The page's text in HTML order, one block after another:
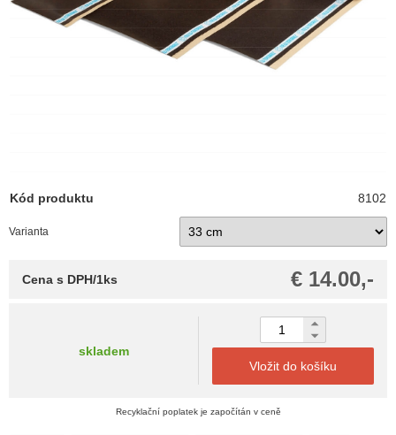
Kód produktu 8102
Varianta
€ 14.00,-
Cena s DPH/1ks
skladem
Vložit do košíku
Recyklační poplatek je započítán v ceně